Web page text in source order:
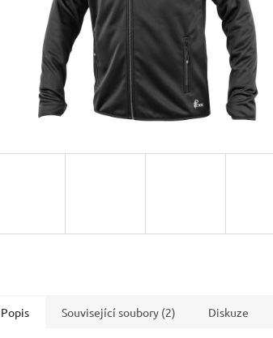
Popis Související soubory (2) Diskuze